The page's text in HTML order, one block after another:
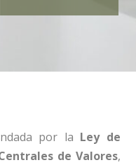
por la Ley de
de Valores,